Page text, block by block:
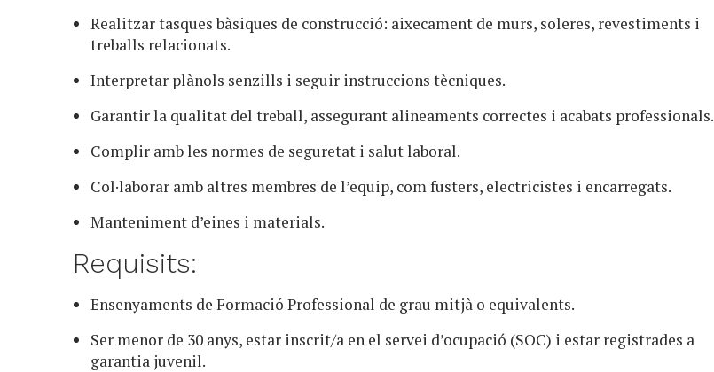
Realitzar tasques bàsiques de construcció: aixecament de murs, soleres, revestiments i
treballs relacionats.
Interpretar plànols senzills i seguir instruccions tècniques.
Garantir la qualitat del treball, assegurant alineaments correctes i acabats professionals.
Complir amb les normes de seguretat i salut laboral.
Col·laborar amb altres membres de l’equip, com fusters, electricistes i encarregats.
Manteniment d’eines i materials.
Requisits:
Ensenyaments de Formació Professional de grau mitjà o equivalents.
Ser menor de 30 anys, estar inscrit/a en el servei d’ocupació (SOC) i estar registrades a
garantia juvenil.